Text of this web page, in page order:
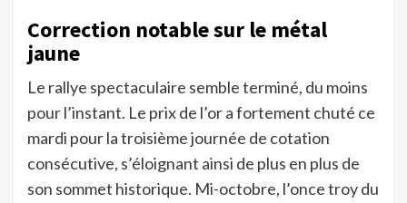
Correction notable sur le métal
jaune
Le rallye spectaculaire semble terminé, du moins
pour l’instant. Le prix de l’or a fortement chuté ce
mardi pour la troisième journée de cotation
consécutive, s’éloignant ainsi de plus en plus de
son sommet historique. Mi-octobre, l’once troy du